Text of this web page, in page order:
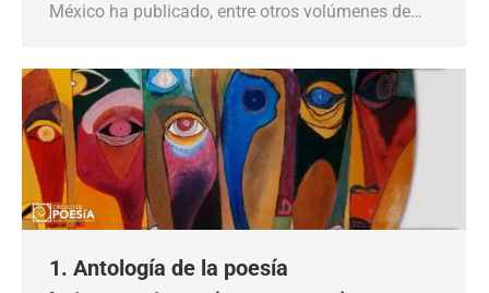
México ha publicado, entre otros volúmenes de…
1. Antología de la poesía